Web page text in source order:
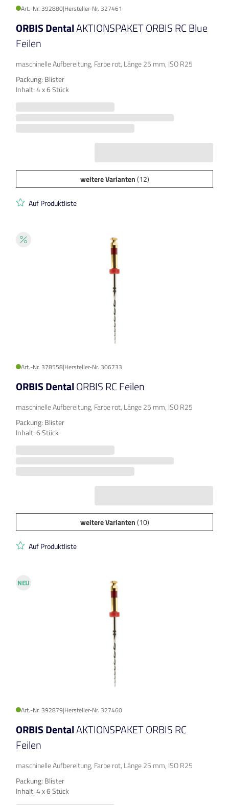
Art.-Nr. 392880|Hersteller-Nr. 327461
ORBIS DentalAKTIONSPAKET ORBIS RC Blue
Feilen
maschinelle Aufbereitung, Farbe rot, Länge 25 mm, ISO R25
Packung: Blister
Inhalt: 4 x 6 Stück
weitere Varianten(12)
Auf Produktliste
Art.-Nr. 378558|Hersteller-Nr. 306733
ORBIS DentalORBIS RC Feilen
maschinelle Aufbereitung, Farbe rot, Länge 25 mm, ISO R25
Packung: Blister
Inhalt: 6 Stück
weitere Varianten(10)
Auf Produktliste
Art.-Nr. 392879|Hersteller-Nr. 327460
ORBIS DentalAKTIONSPAKET ORBIS RC
Feilen
maschinelle Aufbereitung, Farbe rot, Länge 25 mm, ISO R25
Packung: Blister
Inhalt: 4 x 6 Stück